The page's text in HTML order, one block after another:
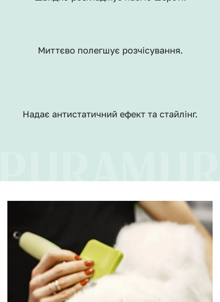
Миттєво полегшує розчісування.
Надає антистатичний ефект та стайлінг.